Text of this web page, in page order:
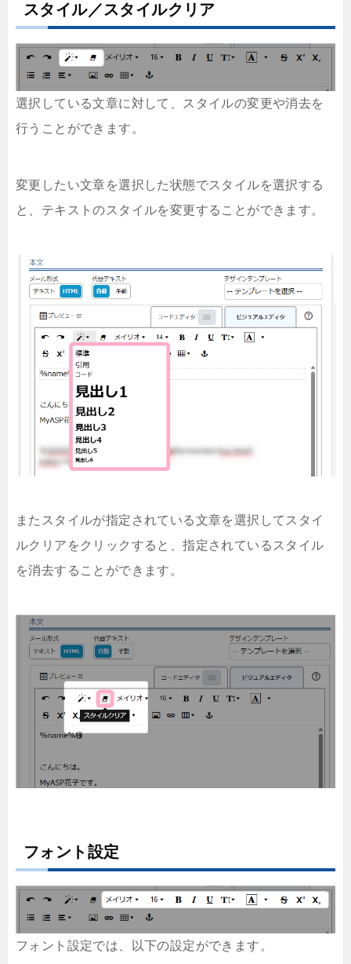
スタイル／スタイルクリア
選択している文章に対して、スタイルの変更や消去を
行うことができます。
変更したい文章を選択した状態でスタイルを選択する
と、テキストのスタイルを変更することができます。
またスタイルが指定されている文章を選択してスタイ
ルクリアをクリックすると、指定されているスタイル
を消去することができます。
フォント設定
フォント設定では、以下の設定ができます。